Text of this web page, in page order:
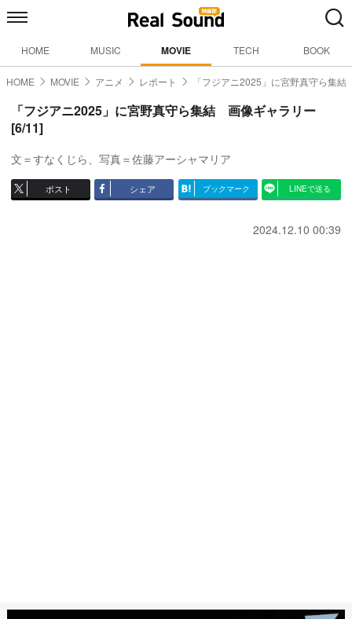
HOME MUSIC MOVIE TECH BOOK
HOME MOVIE アニメ レポート 「フジアニ2025」に宮野真守ら集結
「フジアニ2025」に宮野真守ら集結 画像ギャラリー
[6/11]
文＝すなくじら、写真＝佐藤アーシャマリア
ポスト シェア ブックマーク LINEで送る
2024.12.10 00:39